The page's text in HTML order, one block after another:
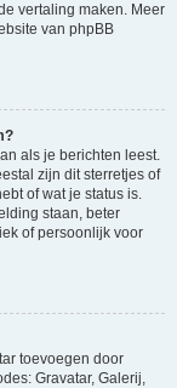
vertaling maken. Meer
van phpBB
als je berichten leest.
zijn dit sterretjes of
of wat je status is.
staan, beter
of persoonlijk voor
toevoegen door
Gravatar, Galerij,